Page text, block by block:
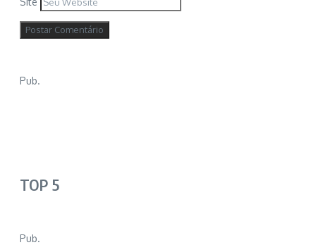
Pub.
TOP 5
Pub.